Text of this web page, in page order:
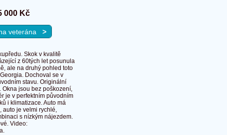
000 Kč
veterána >
Skok v kvalitě
z 60tých let posunula
ale na druhý pohled toto
Dochoval se v
stavu. Originální
jsou bez poškození,
je v perfektním původním
i klimatizace. Auto má
auto je velmi rychlé,
s nízkým nájezdem.
Video: